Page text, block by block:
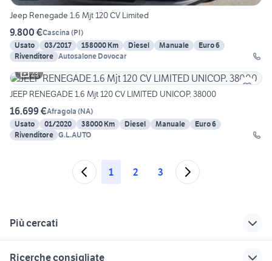
Jeep Renegade 1.6 Mjt 120 CV Limited
9.800 €Cascina (PI)
Usato
03/2017 158000 Km Diesel Manuale
Euro 6
Rivenditore Autosalone Dovocar
23
JEEP RENEGADE 1.6 Mjt 120 CV LIMITED UNICOP. 38000
16.699 €Afragola (NA)
Usato
01/2020 38000 Km Diesel Manuale
Euro 6
Rivenditore G.L.AUTO
1 2 3
Più cercati
Ricerche consigliate